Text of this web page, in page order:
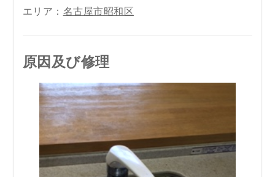
エリア： 名古屋市昭和区
原因及び修理